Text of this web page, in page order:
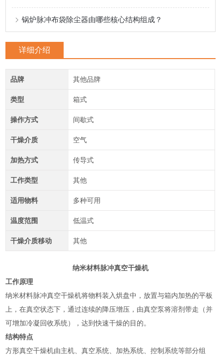
锅炉脉冲布袋除尘器由哪些核心结构组成？
详细介绍
品牌 其他品牌
类型 箱式
操作方式 间歇式
干燥介质 空气
加热方式 传导式
工作类型 其他
适用物料 多种可用
温度范围 低温式
干燥介质移动 其他
纳米材料脉冲真空干燥机
工作原理
纳米材料脉冲真空干燥机将物料装入烘盘中，放置与箱内加热的平板
上，在真空状态下，通过连续的降压增压，由真空泵将溶剂带走（并
可增加冷凝回收系统），达到快速干燥的目的。
结构特点
方形真空干燥机由主机、真空系统、加热系统、控制系统等部分组